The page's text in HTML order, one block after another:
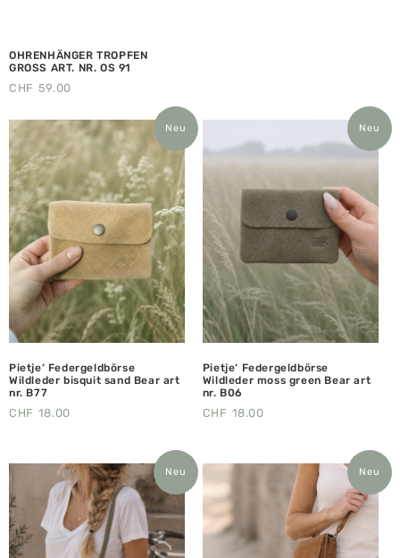
OHRENHÄNGER TROPFEN
GROSS ART. NR. OS 91
CHF 59.00
Neu
Pietje‘ Federgeldbörse
Wildleder bisquit sand Bear art
nr. B77
CHF 18.00
Neu
Pietje‘ Federgeldbörse
Wildleder moss green Bear art
nr. B06
CHF 18.00
Neu Neu